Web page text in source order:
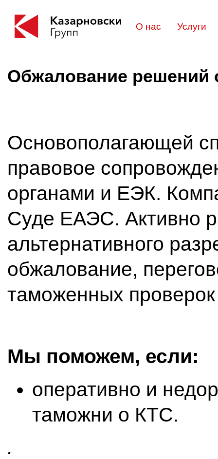
О нас Услуги
Обжалование решений
Основополагающей
правовое
органами и ЕЭК.
Суде ЕАЭС. Активно
альтернативного
обжалование,
таможенных
Мы поможем, если:
оперативно и
таможни о КТС.
.